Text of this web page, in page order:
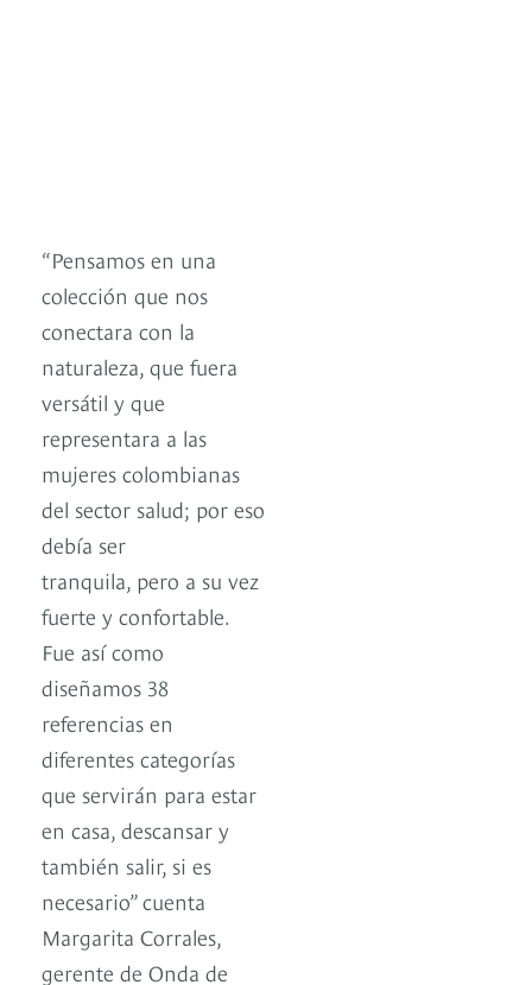
“Pensamos en una
colección que nos
conectara con la
naturaleza, que fuera
versátil y que
representara a las
mujeres colombianas
del sector salud; por eso
debía ser
tranquila, pero a su vez
fuerte y confortable.
Fue así como
diseñamos 38
referencias en
diferentes categorías
que servirán para estar
en casa, descansar y
también salir, si es
necesario” cuenta
Margarita Corrales,
gerente de Onda de